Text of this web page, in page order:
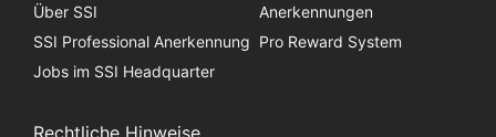
Über SSI
Anerkennungen
SSI Professional Anerkennung Pro Reward System
Jobs im SSI Headquarter
Rechtliche Hinweise